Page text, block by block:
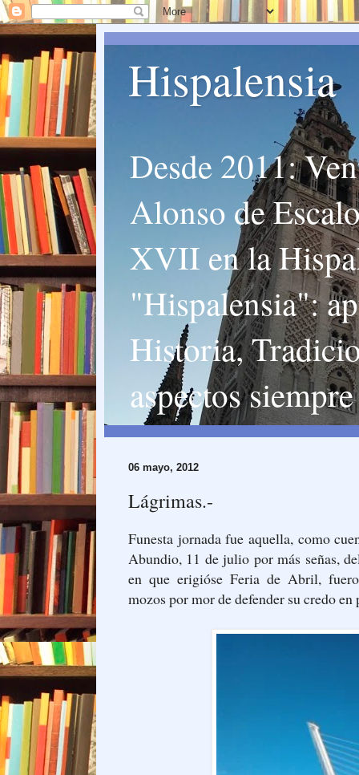
Hispalensia
Desde 2011:
Alonso de
XVII en la
"Hispalensia":
Historia,
aspectos
06 mayo, 2012
Lágrimas.-
Funesta jornada fue aquella, como
Abundio, 11 de julio por más señas,
en que erigióse Feria de Abril,
mozos por mor de defender su credo en